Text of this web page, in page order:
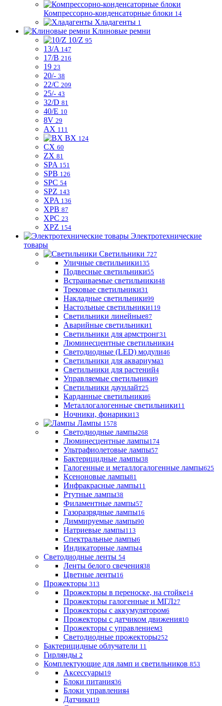
Компрессорно-конденсаторные блоки 14
Хладагенты 1
Клиновые ремни
10/Z 95
13/A 147
17/B 216
19 23
20/- 38
22/C 209
25/- 43
32/D 81
40/E 10
8V 29
AX 111
BX 124
CX 60
ZX 81
SPA 151
SPB 126
SPC 54
SPZ 143
XPA 136
XPB 87
XPC 23
XPZ 154
Электротехнические
товары
Светильники 727
Уличные светильники135
Подвесные светильники55
Встраиваемые светильники48
Трековые светильники31
Накладные светильники99
Настольные светильники119
Светильники линейные87
Аварийные светильники1
Светильники для армстронг31
Люминесцентные светильники4
Светодиодные (LED) модули46
Светильники для аквариума3
Светильники для растений4
Управляемые светильники9
Светильники даунлайт25
Карданные светильники6
Металлогалогенные светильники11
Ночники, фонарики13
Лампы 1578
Светодиодные лампы268
Люминесцентные лампы174
Ультрафиолетовые лампы57
Бактерицидные лампы38
Галогенные и металлогалогенные лампы625
Ксеноновые лампы81
Инфракрасные лампы11
Ртутные лампы38
Филаментные лампы57
Газоразрядные лампы16
Диммируемые лампы90
Натриевые лампы113
Спектральные лампы6
Индикаторные лампы4
Светодиодные ленты 54
Ленты белого свечения38
Цветные ленты16
Прожекторы 313
Прожекторы в переноске, на стойке14
Прожекторы галогенные и МГЛ27
Прожекторы с аккумулятором6
Прожекторы с датчиком движения10
Прожекторы с управлением3
Светодиодные прожекторы252
Бактерицидные облучатели 11
Гирлянды 2
Комплектующие для ламп и светильников 853
Аксессуары19
Блоки питания36
Блоки управления4
Датчики19